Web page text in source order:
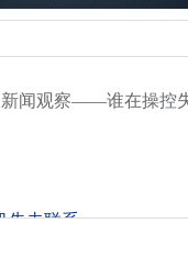
新闻观察——谁在操控
失去联系